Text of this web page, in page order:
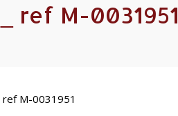
ref M-0031951
M-0031951